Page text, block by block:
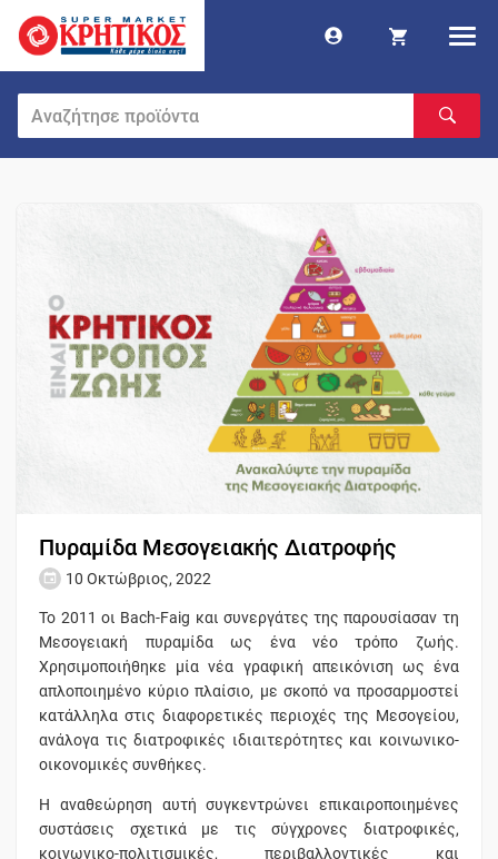
Πυραμίδα Μεσογειακής Διατροφής
10 Οκτώβριος, 2022
Το 2011 οι Bach-Faig και συνεργάτες της παρουσίασαν τη
Μεσογειακή πυραμίδα ως ένα νέο τρόπο ζωής.
Χρησιμοποιήθηκε μία νέα γραφική απεικόνιση ως ένα
απλοποιημένο κύριο πλαίσιο, με σκοπό να προσαρμοστεί
κατάλληλα στις διαφορετικές περιοχές της Μεσογείου,
ανάλογα τις διατροφικές ιδιαιτερότητες και κοινωνικο-
οικονομικές συνθήκες.
Η αναθεώρηση αυτή συγκεντρώνει επικαιροποιημένες
συστάσεις σχετικά με τις σύγχρονες διατροφικές,
κοινωνικο-πολιτισμικές, περιβαλλοντικές και